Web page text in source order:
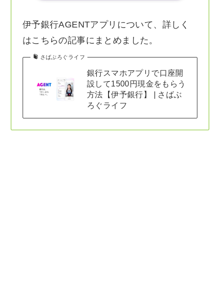
伊予銀行AGENTアプリについて、詳しく
はこちらの記事にまとめました。
さばぶろぐライフ
銀行スマホアプリで口座開
設して1500円現金をもらう
方法【伊予銀行】 | さばぶ
ろぐライフ